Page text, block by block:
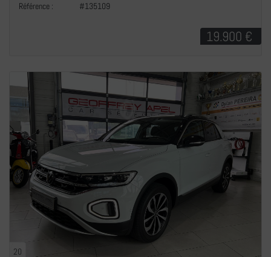
Référence :
#135109
19.900 €
20